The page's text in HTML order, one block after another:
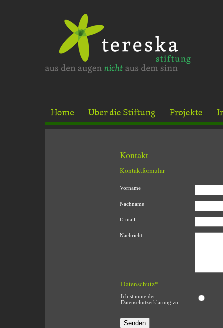
Kontakt
Kontaktformular
Vorname
Nachname
E-mail
Nachricht
Datenschutz*
Ich stimme der
Datenschutzerklärung zu.